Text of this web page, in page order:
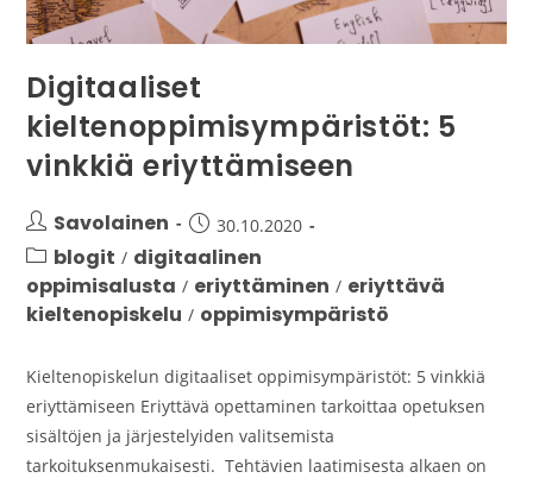
Digitaaliset
kieltenoppimisympäristöt: 5
vinkkiä eriyttämiseen
Savolainen 30.10.2020
blogit / digitaalinen
oppimisalusta / eriyttäminen / eriyttävä
kieltenopiskelu / oppimisympäristö
Kieltenopiskelun digitaaliset oppimisympäristöt: 5 vinkkiä
eriyttämiseen Eriyttävä opettaminen tarkoittaa opetuksen
sisältöjen ja järjestelyiden valitsemista
tarkoituksenmukaisesti. Tehtävien laatimisesta alkaen on